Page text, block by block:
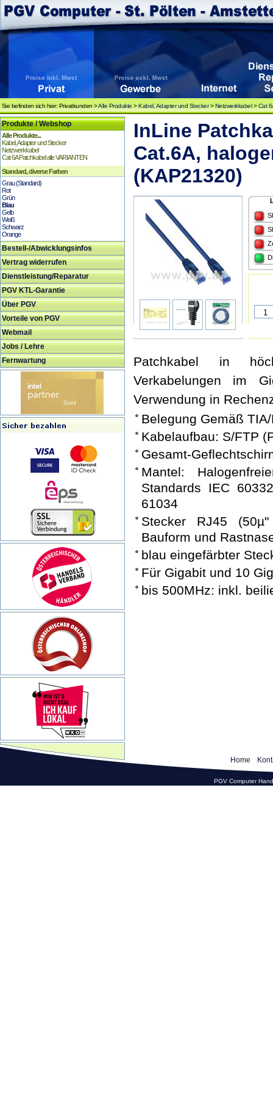
Sie befinden sich hier: Privatkunden >Alle Produkte >Kabel, Adapter und Stecker>Netzwerkkabel>Cat
Produkte / Webshop
Alle Produkte...
Kabel, Adapter und Stecker
Netzwerkkabel
Cat 6A Patchkabel alle VARIANTEN
Standard, diverse Farben
Grau (Standard)
Rot
Grün
Blau
Gelb
Weiß
Schwarz
Orange
Bestell-/Abwicklungsinfos
Vertrag widerrufen
Dienstleistung/Reparatur
PGV KTL-Garantie
Über PGV
Vorteile von PGV
Webmail
Jobs / Lehre
Fernwartung
InLine
Cat.6A,
(KAP21320)
Patchkabel in
Verkabelungen im
Verwendung in
Belegung Gemäß
Kabelaufbau: S/FTP
Gesamt-
Mantel:
Standards IEC
61034
Stecker RJ45
Bauform und
blau eingefärbter
Für Gigabit und 10
bis 500MHz: inkl.
Home
PGV Computer